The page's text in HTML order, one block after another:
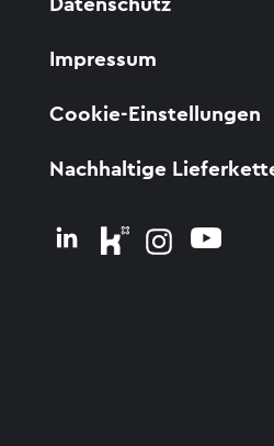
Datenschutz
Impressum
Cookie-Einstellungen
Nachhaltige